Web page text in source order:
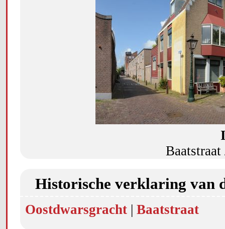
Historische verklaring van
Oostdwarsgracht | Baatstraat